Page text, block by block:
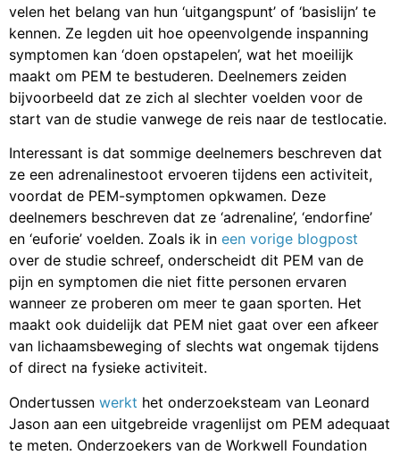
velen het belang van hun ‘uitgangspunt’ of ‘basislijn’ te
kennen. Ze legden uit hoe opeenvolgende inspanning
symptomen kan ‘doen opstapelen’, wat het moeilijk
maakt om PEM te bestuderen. Deelnemers zeiden
bijvoorbeeld dat ze zich al slechter voelden voor de
start van de studie vanwege de reis naar de testlocatie.
Interessant is dat sommige deelnemers beschreven dat
ze een adrenalinestoot ervoeren tijdens een activiteit,
voordat de PEM-symptomen opkwamen. Deze
deelnemers beschreven dat ze ‘adrenaline’, ‘endorfine’
en ‘euforie’ voelden. Zoals ik in een vorige blogpost
over de studie schreef, onderscheidt dit PEM van de
pijn en symptomen die niet fitte personen ervaren
wanneer ze proberen om meer te gaan sporten. Het
maakt ook duidelijk dat PEM niet gaat over een afkeer
van lichaamsbeweging of slechts wat ongemak tijdens
of direct na fysieke activiteit.
Ondertussen werkt het onderzoeksteam van Leonard
Jason aan een uitgebreide vragenlijst om PEM adequaat
te meten. Onderzoekers van de Workwell Foundation